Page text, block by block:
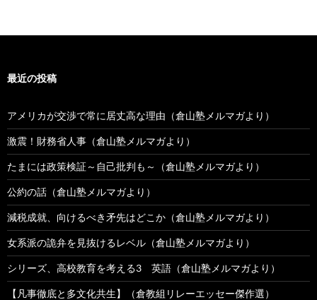
最近の投稿
アメリカが交渉で常に居丈高な理由（倉山塾メルマガより）
激震！財務省人事（倉山塾メルマガより）
たまには政策検証～自己批判も～（倉山塾メルマガより）
公約の話（倉山塾メルマガより）
減税成就、向けるべき矛先はどこか（倉山塾メルマガより）
女系派の詭弁を見抜けるレベル（倉山塾メルマガより）
シリーズ、高校教育を考える3 英語（倉山塾メルマガより）
【凡事徹底と多文化共生】（倉教組リレーエッセー傑作選）